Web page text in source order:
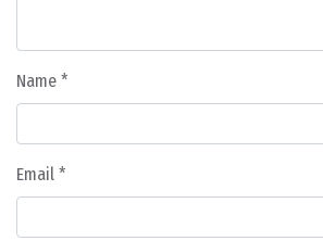
Name *
Email *